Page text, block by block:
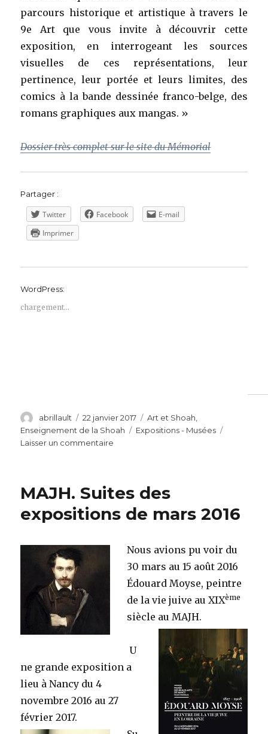
parcours historique et artistique à travers le
9e Art que vous invite à découvrir cette
exposition, en interrogeant les sources
visuelles de ces représentations, leur
pertinence, leur portée et leurs limites, des
comics à la bande dessinée franco-belge, des
romans graphiques aux mangas. »
Dossier très complet sur le site du Mémorial
Partager :
Twitter Facebook
E-mail
Imprimer
WordPress:
chargement…
Auteur
abrillault
Publié
le
22 janvier 2017 Catégories
Art et Shoah
Enseignement de la Shoah
Étiquettes
Expositions - Musées
Laisser un commentaire
Dessinée.
Exposition
au
MAJH. Suites des
expositions de mars 2016
Nous avions pu voir du
30 mars au 15 août 2016
Édouard Moyse, peintre
de la vie juive au XIXème
siècle au MAJH.
U
ne grande exposition a
lieu à Nancy du 4
novembre 2016 au 27
février 2017.